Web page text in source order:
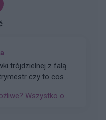
trójdzielnej z falą
czy to cos
Wszystko o...